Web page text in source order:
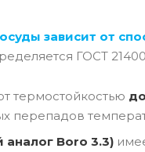
зависит от
ГОСТ
термостойкостью
перепадов
аналог Boro 3.3)